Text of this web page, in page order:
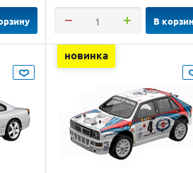
В
новинка